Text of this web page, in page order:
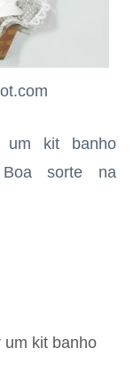
kit banho
sorte na
um kit banho